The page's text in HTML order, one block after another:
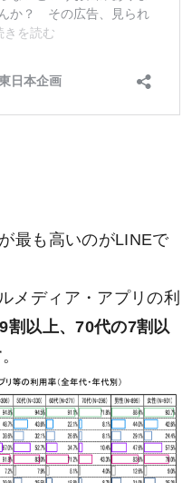
最も高いのがLINEで
メディア・アプリの利
割以上、70代の7割以
。